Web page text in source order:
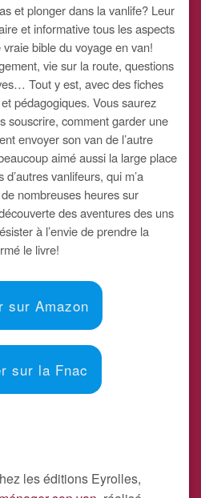
et plonger dans la vanlife? Leur
et informative tous les aspects
bible du voyage en van!
vie sur la route, questions
Tout y est, avec des fiches
pédagogiques. Vous saurez
souscrire, comment garder une
envoyer son van de l’autre
aimé aussi la large place
vanlifeurs, qui m’a
nombreuses heures sur
des aventures des uns
à l’envie de prendre la
le livre!
sur Amazon
sur la Fnac
les éditions Eyrolles,